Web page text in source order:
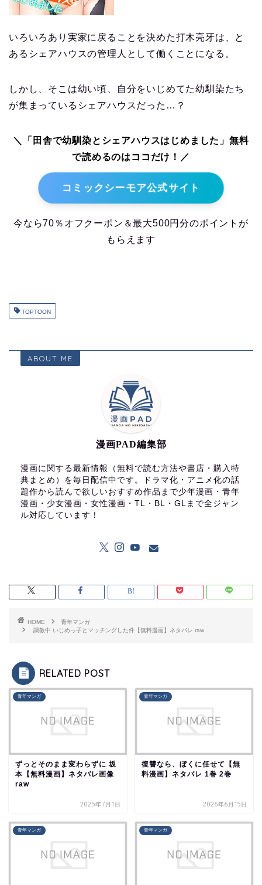
いろいろあり実家に戻ることを決めた打木亮牙は、と
あるシェアハウスの管理人として働くことになる。
しかし、そこは幼い頃、自分をいじめてた幼馴染たち
が集まっているシェアハウスだった…？
＼「田舎で幼馴染とシェアハウスはじめました」無料
で読めるのはココだけ！／
コミックシーモア公式サイト
今なら70％オフクーポン＆最大500円分のポイントが
もらえます
TOPTOON
ABOUT ME
漫画PAD編集部
漫画に関する最新情報（無料で読む方法や書店・購入特
典まとめ）を毎日配信中です。ドラマ化・アニメ化の話
題作から読んで欲しいおすすめ作品まで少年漫画・青年
漫画・少女漫画・女性漫画・TL・BL・GLまで全ジャン
ル対応しています！
HOME
青年マンガ
調教中 いじめっ子とマッチングした件【無料漫画】ネタバレ raw
RELATED POST
青年マンガ
ずっとそのまま変わらずに 坂
本【無料漫画】ネタバレ画像
raw
2025年7月1日
青年マンガ
復讐なら、ぼくに任せて【無
料漫画】ネタバレ 1巻 2巻
2026年6月15日
青年マンガ 青年マンガ